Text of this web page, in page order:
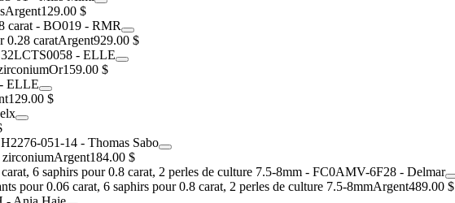
Argent129.00 $
0.28 caratArgent929.00 $
Or159.00 $
129.00 $
zirconiumArgent184.00 $
pour 0.06 carat, 6 saphirs pour 0.8 carat, 2 perles de culture 7.5-8mmArgent489.00 $